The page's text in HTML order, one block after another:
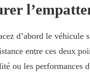
d’abord le
entre ces deux
ou les performances